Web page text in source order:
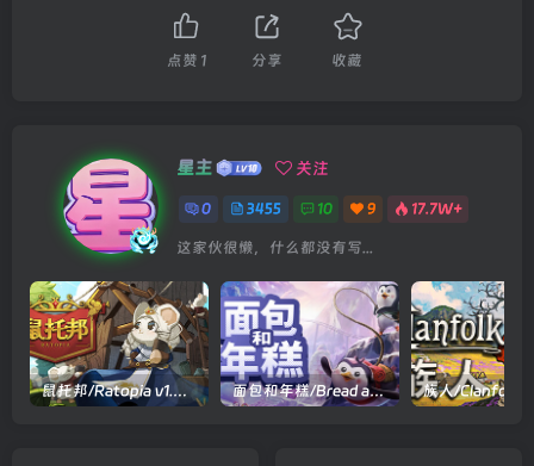
点赞 1 分享 收藏
星主 关注
0 3455 10 9 17.7W+
这家伙很懒，什么都没有写...
鼠托邦/Ratopia v1.0.0530|策略模拟|容量2.9GB|官方中文版 面包和年糕/Bread and Fred Build.21411256|动作冒险|容量1.1GB|官方中文版